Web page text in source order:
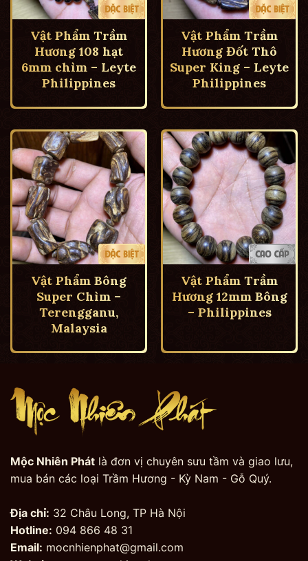
Vật Phẩm Trầm
Hương 108 hạt
6mm chìm – Leyte
Philippines
Vật Phẩm Trầm
Hương Đốt Thô
Super King – Leyte
Philippines
Vật Phẩm Bông
Super Chìm –
Terengganu,
Malaysia
Vật Phẩm Trầm
Hương 12mm Bông
– Philippines
Mộc Nhiên Phát là đơn vị chuyên sưu tầm và giao lưu,
mua bán các loại Trầm Hương - Kỳ Nam - Gỗ Quý.
Địa chỉ: 32 Châu Long, TP Hà Nội
Hotline: 094 866 48 31
Email: mocnhienphat@gmail.com